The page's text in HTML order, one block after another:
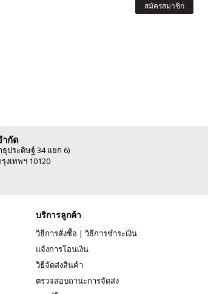
สมัครสมาชิก
ำกัด
ประดิษฐ์ 34 แยก 6)
งเทพฯ 10120
บริการลูกค้า
วิธีการสั่งซื้อ | วิธีการชำระเงิน
แจ้งการโอนเงิน
วิธีจัดส่งสินค้า
ตรวจสอบถานะการจัดส่ง